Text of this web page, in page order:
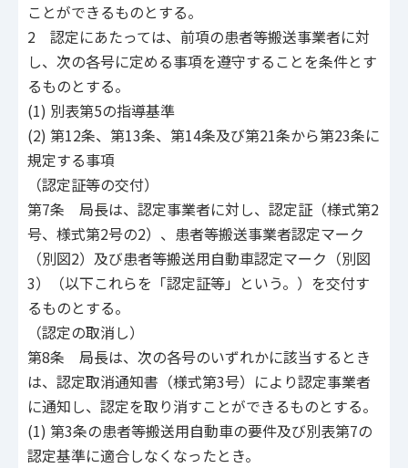
ことができるものとする。
2 認定にあたっては、前項の患者等搬送事業者に対
し、次の各号に定める事項を遵守することを条件とす
るものとする。
(1) 別表第5の指導基準
(2) 第12条、第13条、第14条及び第21条から第23条に
規定する事項
（認定証等の交付）
第7条 局長は、認定事業者に対し、認定証（様式第2
号、様式第2号の2）、患者等搬送事業者認定マーク
（別図2）及び患者等搬送用自動車認定マーク（別図
3）（以下これらを「認定証等」という。）を交付す
るものとする。
（認定の取消し）
第8条 局長は、次の各号のいずれかに該当するとき
は、認定取消通知書（様式第3号）により認定事業者
に通知し、認定を取り消すことができるものとする。
(1) 第3条の患者等搬送用自動車の要件及び別表第7の
認定基準に適合しなくなったとき。